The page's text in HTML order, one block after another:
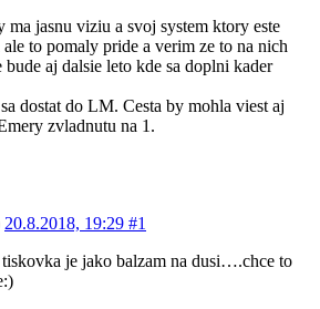
ma jasnu viziu a svoj system ktory este
to pomaly pride a verim ze to na nich
bude aj dalsie leto kde sa doplni kader
dostat do LM. Cesta by mohla viest aj
zvladnutu na 1.
20.8.2018, 19:29 #1
tiskovka je jako balzam na dusi….chce to